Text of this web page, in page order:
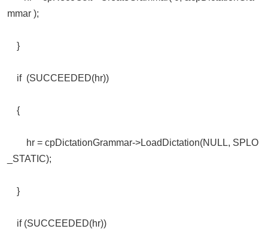
mmar );
}
if (SUCCEEDED(hr))
{
hr = cpDictationGrammar->LoadDictation(NULL, SPLO
_STATIC);
}
if (SUCCEEDED(hr))